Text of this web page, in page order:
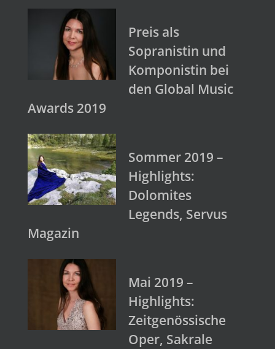
Preis als
Sopranistin und
Komponistin bei
den Global Music
Awards 2019
Sommer 2019 –
Highlights:
Dolomites
Legends, Servus
Magazin
Mai 2019 –
Highlights:
Zeitgenössische
Oper, Sakrale